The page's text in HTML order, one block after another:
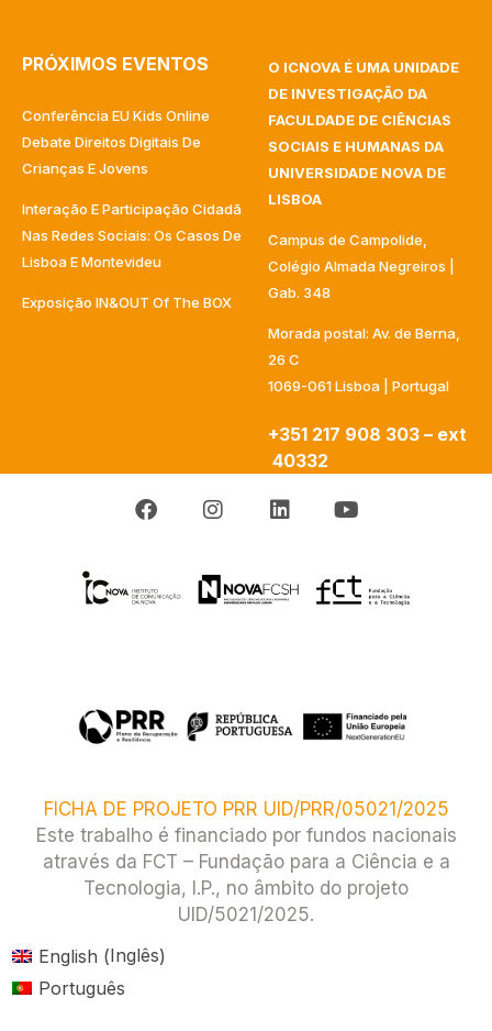
PRÓXIMOS EVENTOS
Conferência EU Kids Online
Debate Direitos Digitais De
Crianças E Jovens
Interação E Participação Cidadã
Nas Redes Sociais: Os Casos De
Lisboa E Montevideu
Exposição IN&OUT Of The BOX
O ICNOVA É UMA UNIDADE
DE INVESTIGAÇÃO DA
FACULDADE DE CIÊNCIAS
SOCIAIS E HUMANAS DA
UNIVERSIDADE NOVA DE
LISBOA
Campus de Campolide,
Colégio Almada Negreiros |
Gab. 348
Morada postal: Av. de Berna,
26 C
1069-061 Lisboa | Portugal
+351 217 908 303 – ext
40332
FICHA DE PROJETO PRR UID/PRR/05021/2025
Este trabalho é financiado por fundos nacionais
através da FCT – Fundação para a Ciência e a
Tecnologia, I.P., no âmbito do projeto
UID/5021/2025.​
English (Inglês)
Português